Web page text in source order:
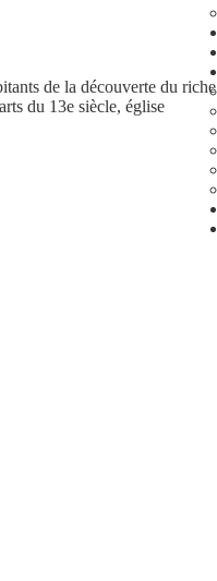
de la découverte du riche
du 13e siècle, église